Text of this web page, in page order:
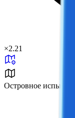
×2.21
Островное